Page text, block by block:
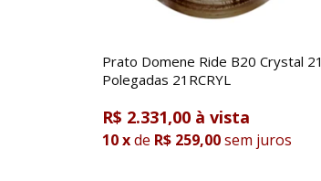
Prato Domene Ride B20 Crystal 21
Polegadas 21RCRYL
R$ 2.331,00
10xde R$ 259,00sem juros